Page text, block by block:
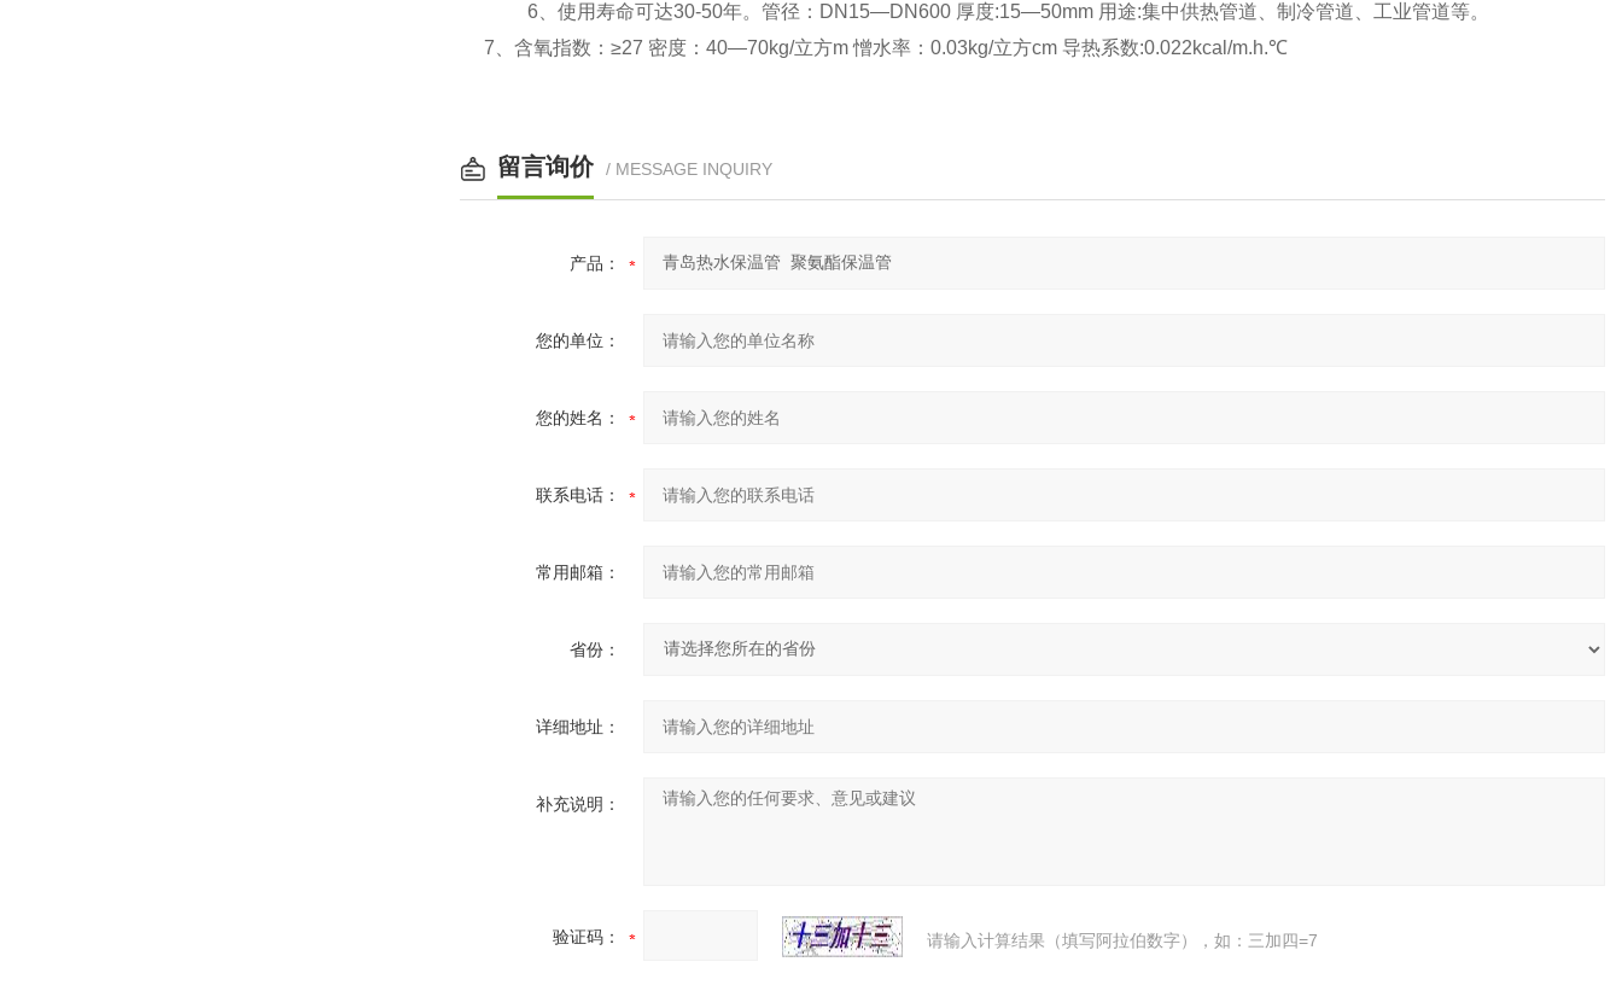
6、使用寿命可达30-50年。管径：DN15—DN600 厚度:15—50mm 用途:集中供热管道、制冷管道、工业管道等。
7、含氧指数：≥27 密度：40—70kg/立方m 憎水率：0.03kg/立方cm 导热系数:0.022kcal/m.h.℃
留言询价 / MESSAGE INQUIRY
产品：
您的单位：
您的姓名：
联系电话：
常用邮箱：
省份：
详细地址：
补充说明：
验证码： 请输入计算结果（填写阿拉伯数字），如：三加四=7